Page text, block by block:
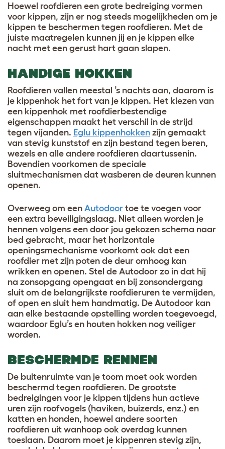
Hoewel roofdieren een grote bedreiging vormen
voor kippen, zijn er nog steeds mogelijkheden om je
kippen te beschermen tegen roofdieren. Met de
juiste maatregelen kunnen jij en je kippen elke
nacht met een gerust hart gaan slapen.
HANDIGE HOKKEN
Roofdieren vallen meestal ’s nachts aan, daarom is
je kippenhok het fort van je kippen. Het kiezen van
een kippenhok met roofdierbestendige
eigenschappen maakt het verschil in de strijd
tegen vijanden. Eglu kippenhokken zijn gemaakt
van stevig kunststof en zijn bestand tegen beren,
wezels en alle andere roofdieren daartussenin.
Bovendien voorkomen de speciale
sluitmechanismen dat wasberen de deuren kunnen
openen.
Overweeg om een Autodoor toe te voegen voor
een extra beveiligingslaag. Niet alleen worden je
hennen volgens een door jou gekozen schema naar
bed gebracht, maar het horizontale
openingsmechanisme voorkomt ook dat een
roofdier met zijn poten de deur omhoog kan
wrikken en openen. Stel de Autodoor zo in dat hij
na zonsopgang opengaat en bij zonsondergang
sluit om de belangrijkste roofdieruren te vermijden,
of open en sluit hem handmatig. De Autodoor kan
aan elke bestaande opstelling worden toegevoegd,
waardoor Eglu’s en houten hokken nog veiliger
worden.
BESCHERMDE RENNEN
De buitenruimte van je toom moet ook worden
beschermd tegen roofdieren. De grootste
bedreigingen voor je kippen tijdens hun actieve
uren zijn roofvogels (haviken, buizerds, enz.) en
katten en honden, hoewel andere soorten
roofdieren uit wanhoop ook overdag kunnen
toeslaan. Daarom moet je kippenren stevig zijn,